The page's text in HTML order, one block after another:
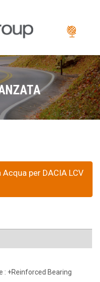
per DACIA LCV
: +Reinforced Bearing